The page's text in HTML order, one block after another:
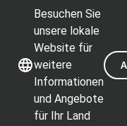
Besuchen Sie
unsere lokale
Website für
weitere
Informationen
und Angebote
für Ihr Land
Kategorien